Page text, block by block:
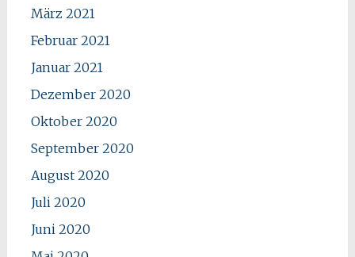
März 2021
Februar 2021
Januar 2021
Dezember 2020
Oktober 2020
September 2020
August 2020
Juli 2020
Juni 2020